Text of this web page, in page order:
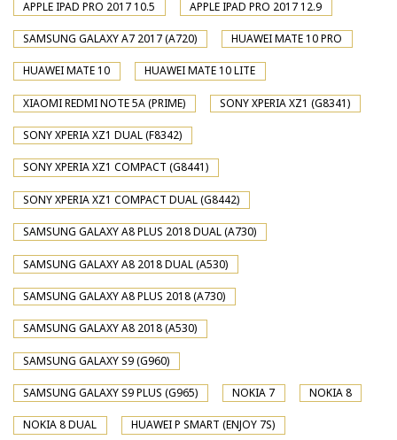
APPLE IPAD PRO 2017 10.5 APPLE IPAD PRO 2017 12.9
SAMSUNG GALAXY A7 2017 (A720) HUAWEI MATE 10 PRO
HUAWEI MATE 10 HUAWEI MATE 10 LITE
XIAOMI REDMI NOTE 5A (PRIME) SONY XPERIA XZ1 (G8341)
SONY XPERIA XZ1 DUAL (F8342)
SONY XPERIA XZ1 COMPACT (G8441)
SONY XPERIA XZ1 COMPACT DUAL (G8442)
SAMSUNG GALAXY A8 PLUS 2018 DUAL (A730)
SAMSUNG GALAXY A8 2018 DUAL (A530)
SAMSUNG GALAXY A8 PLUS 2018 (A730)
SAMSUNG GALAXY A8 2018 (A530)
SAMSUNG GALAXY S9 (G960)
SAMSUNG GALAXY S9 PLUS (G965) NOKIA 7 NOKIA 8
NOKIA 8 DUAL HUAWEI P SMART (ENJOY 7S)